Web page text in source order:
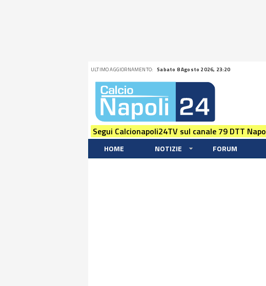
ULTIMO AGGIORNAMENTO: Sabato 8 Agosto 2026, 23:20
Segui Calcionapoli24TV sul canale 79 DTT
HOME NOTIZIE FORUM